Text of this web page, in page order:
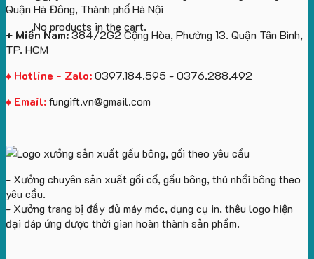
No products in the cart.
Quận Hà Đông, Thành phố Hà Nội
+ Miền Nam:384/2G2 Cộng Hòa, Phường 13. Quận Tân Bình,
TP. HCM
♦ Hotline - Zalo:0397.184.595 - 0376.288.492
♦ Email:fungift.vn@gmail.com
- Xưởng chuyên sản xuất gối cổ, gấu bông, thú nhồi bông theo
yêu cầu.
- Xưởng trang bị đầy đủ máy móc, dụng cụ in, thêu logo hiện
đại đáp ứng được thời gian hoàn thành sản phẩm.